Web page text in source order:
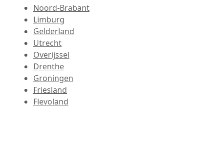
Noord-Brabant
Limburg
Gelderland
Utrecht
Overijssel
Drenthe
Groningen
Friesland
Flevoland